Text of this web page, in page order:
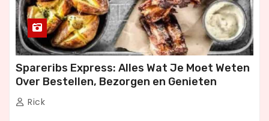
Spareribs Express: Alles Wat Je Moet Weten
Over Bestellen, Bezorgen en Genieten
Rick